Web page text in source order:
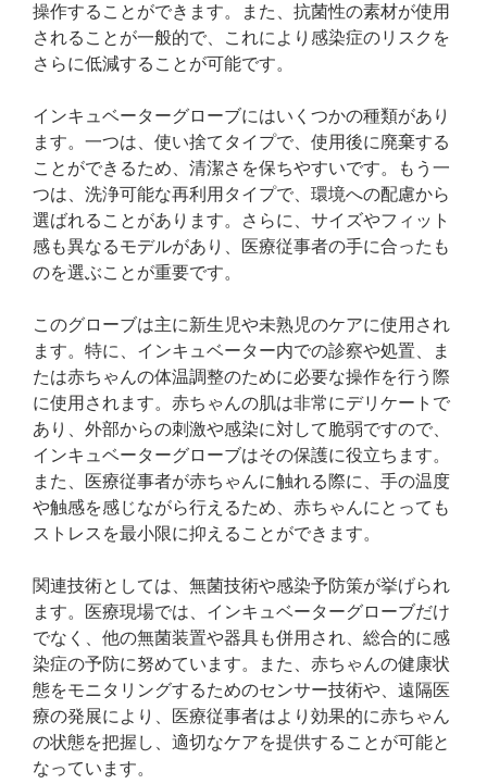
操作することができます。また、抗菌性の素材が使用
されることが一般的で、これにより感染症のリスクを
さらに低減することが可能です。
インキュベーターグローブにはいくつかの種類があり
ます。一つは、使い捨てタイプで、使用後に廃棄する
ことができるため、清潔さを保ちやすいです。もう一
つは、洗浄可能な再利用タイプで、環境への配慮から
選ばれることがあります。さらに、サイズやフィット
感も異なるモデルがあり、医療従事者の手に合ったも
のを選ぶことが重要です。
このグローブは主に新生児や未熟児のケアに使用され
ます。特に、インキュベーター内での診察や処置、ま
たは赤ちゃんの体温調整のために必要な操作を行う際
に使用されます。赤ちゃんの肌は非常にデリケートで
あり、外部からの刺激や感染に対して脆弱ですので、
インキュベーターグローブはその保護に役立ちます。
また、医療従事者が赤ちゃんに触れる際に、手の温度
や触感を感じながら行えるため、赤ちゃんにとっても
ストレスを最小限に抑えることができます。
関連技術としては、無菌技術や感染予防策が挙げられ
ます。医療現場では、インキュベーターグローブだけ
でなく、他の無菌装置や器具も併用され、総合的に感
染症の予防に努めています。また、赤ちゃんの健康状
態をモニタリングするためのセンサー技術や、遠隔医
療の発展により、医療従事者はより効果的に赤ちゃん
の状態を把握し、適切なケアを提供することが可能と
なっています。